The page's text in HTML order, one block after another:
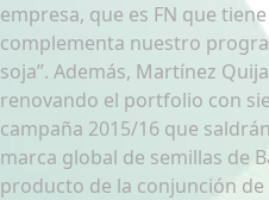
empresa, que es FN que
complementa nuestro
soja”. Además, Martínez
renovando el portfolio con
campaña 2015/16 que
marca global de semillas de
producto de la conjunción de